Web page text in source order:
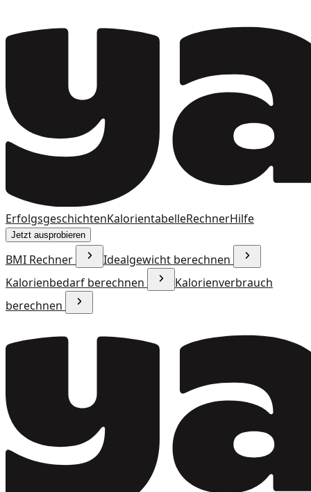
ErfolgsgeschichtenKalorientabelleRechnerHilfe
Jetzt ausprobieren
BMI Rechner
Idealgewicht berechnen
Kalorienbedarf berechnen
Kalorienverbrauch
berechnen